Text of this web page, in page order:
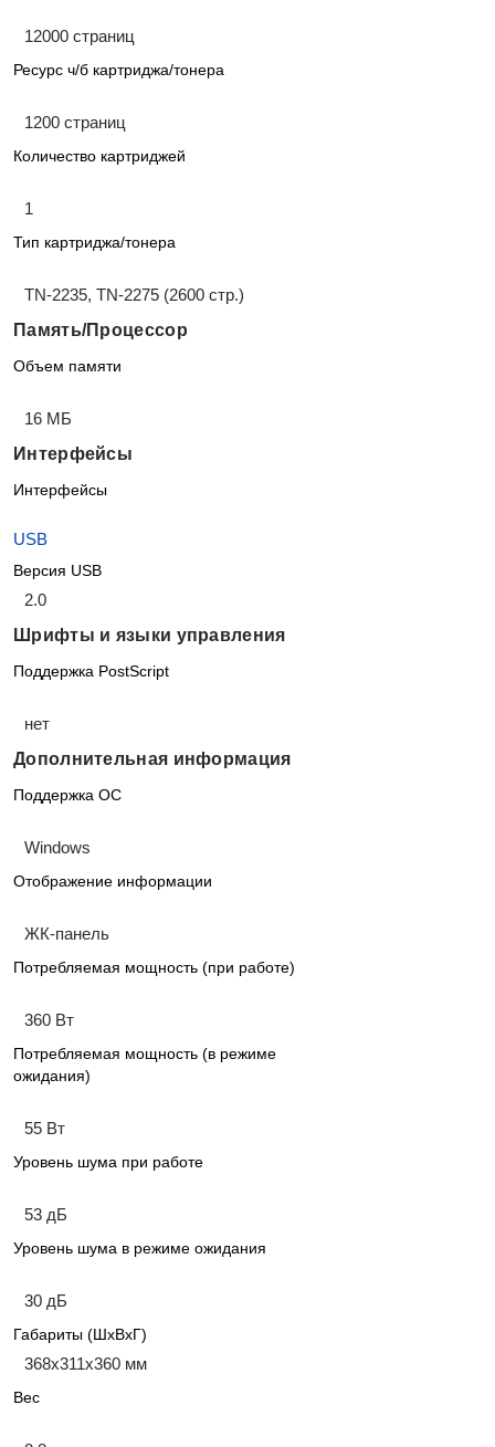
12000 страниц
Ресурс ч/б картриджа/тонера
1200 страниц
Количество картриджей
1
Тип картриджа/тонера
TN-2235, TN-2275 (2600 стр.)
Память/Процессор
Объем памяти
16 МБ
Интерфейсы
Интерфейсы
USB
Версия USB
2.0
Шрифты и языки управления
Поддержка PostScript
нет
Дополнительная информация
Поддержка ОС
Windows
Отображение информации
ЖК-панель
Потребляемая мощность (при работе)
360 Вт
Потребляемая мощность (в режиме
ожидания)
55 Вт
Уровень шума при работе
53 дБ
Уровень шума в режиме ожидания
30 дБ
Габариты (ШхВхГ)
368x311x360 мм
Вес